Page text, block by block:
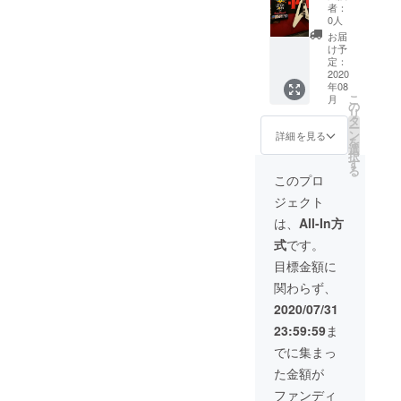
ケット
✕12枚
（6,000
円分）
＋
LEMON
SONG
or
BellaDo
nnA or
CRYBA
BY ス
テッ
カーい
ずれか1
枚
＋
LEMON
SONG2
021カレ
ン
ダー
のご提
供 ※使
用期限
は年内
とさせ
者：
0人
お届
け予
定：
2020
年08
月
詳細を見る
こ
の
リ
タ
ー
ン
を
選
択
す
る
このプロ
ジェクト
は、 All-In方
式です。
目標金額に
関わらず、
2020/07/31
23:59:59ま
でに集まっ
た金額が
ファンディ